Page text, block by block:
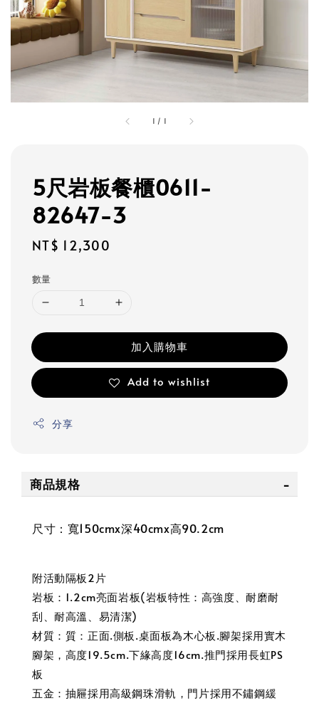
1 / 1
5尺岩板餐櫃0611-
82647-3
Regular
NT$ 12,300
數量
加入購物車
Add to wishlist
分享
商品規格
尺寸：寬150cmx深40cmx高90.2cm
附活動隔板2片
岩板：1.2cm亮面岩板(岩板特性：高強度、耐磨耐
刮、耐高溫、易清潔)
材質：質：正面.側板.桌面板為木心板.腳架採用實木
腳架，高度19.5cm.下緣高度16cm.推門採用長虹PS
板
五金：抽屜採用高級鋼珠滑軌，門片採用不鏽鋼緩